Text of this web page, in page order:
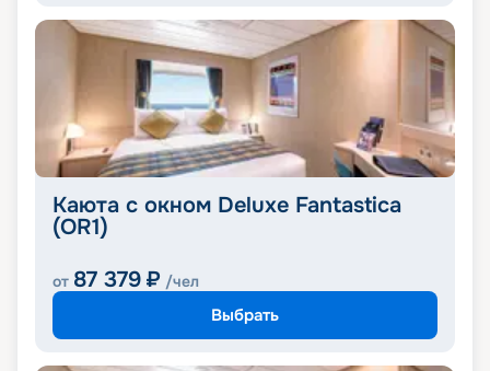
Каюта с окном Deluxe Fantastica
(OR1)
от 87 379 ₽ /чел
Выбрать